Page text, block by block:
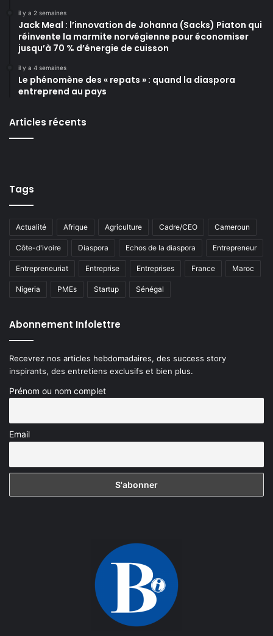
il y a 2 semaines
Jack Meal : l’innovation de Johanna (Sacks) Piaton qui
réinvente la marmite norvégienne pour économiser
jusqu’à 70 % d’énergie de cuisson
il y a 4 semaines
Le phénomène des « repats » : quand la diaspora
entreprend au pays
Articles récents
Tags
Actualité Afrique Agriculture Cadre/CEO Cameroun
Côte-d'ivoire Diaspora Echos de la diaspora Entrepreneur
Entrepreneuriat Entreprise Entreprises France Maroc
Nigeria PMEs Startup Sénégal
Abonnement Infolettre
Recevrez nos articles hebdomadaires, des success story
inspirants, des entretiens exclusifs et bien plus.
Prénom ou nom complet
Email